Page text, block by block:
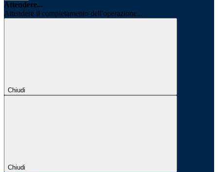
Attendere...
Attendere il completamento dell'operazione...
Chiudi
Chiudi